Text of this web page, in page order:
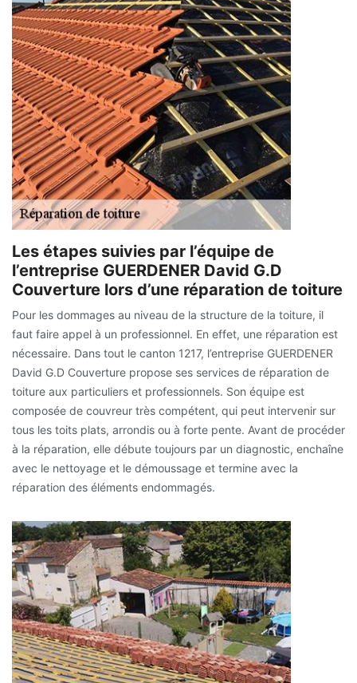
Les étapes suivies par l’équipe de
l’entreprise GUERDENER David G.D
Couverture lors d’une réparation de toiture
Pour les dommages au niveau de la structure de la toiture, il
faut faire appel à un professionnel. En effet, une réparation est
nécessaire. Dans tout le canton 1217, l’entreprise GUERDENER
David G.D Couverture propose ses services de réparation de
toiture aux particuliers et professionnels. Son équipe est
composée de couvreur très compétent, qui peut intervenir sur
tous les toits plats, arrondis ou à forte pente. Avant de procéder
à la réparation, elle débute toujours par un diagnostic, enchaîne
avec le nettoyage et le démoussage et termine avec la
réparation des éléments endommagés.